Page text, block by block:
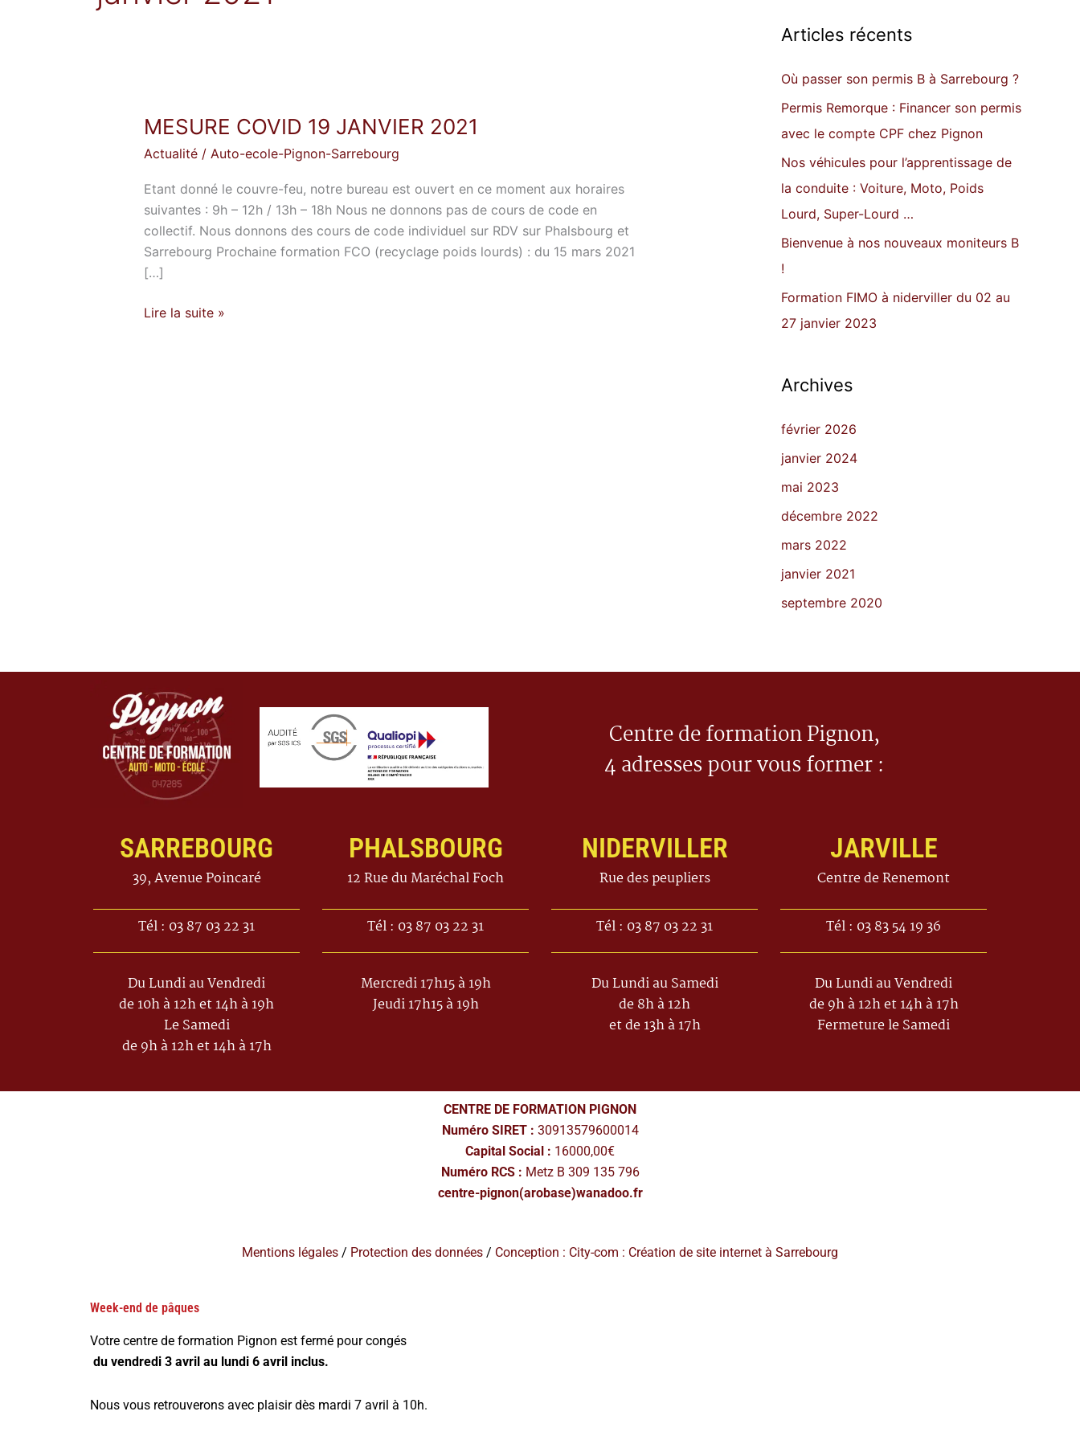
MESURE COVID 19 JANVIER 2021
Actualité/ Auto-ecole-Pignon-Sarrebourg
Etant donné le couvre-feu, notre bureau est ouvert en ce moment aux horaires
suivantes : 9h – 12h / 13h – 18h Nous ne donnons pas de cours de code en
collectif. Nous donnons des cours de code individuel sur RDV sur Phalsbourg et
Sarrebourg Prochaine formation FCO (recyclage poids lourds) : du 15 mars 2021
[…]
MESURE
JANVIER
2021
Lire la suite »
h
e
:
Articles récents
Où passer son permis B à Sarrebourg ?
Permis Remorque : Financer son permis
avec le compte CPF chez Pignon
Nos véhicules pour l’apprentissage de
la conduite : Voiture, Moto, Poids
Lourd, Super-Lourd …
Bienvenue à nos nouveaux moniteurs B
!
Formation FIMO à niderviller du 02 au
27 janvier 2023
Archives
février 2026
janvier 2024
mai 2023
décembre 2022
mars 2022
janvier 2021
septembre 2020
Centre de formation Pignon,
4 adresses pour vous former :
SARREBOURG
39, Avenue Poincaré
Tél : 03 87 03 22 31
Du Lundi au Vendredi
de 10h à 12h et 14h à 19h
Le Samedi
de 9h à 12h et 14h à 17h
PHALSBOURG
12 Rue du Maréchal Foch
Tél : 03 87 03 22 31
Mercredi 17h15 à 19h
Jeudi 17h15 à 19h
NIDERVILLER
Rue des peupliers
Tél : 03 87 03 22 31
Du Lundi au Samedi
de 8h à 12h
et de 13h à 17h
JARVILLE
Centre de Renemont
Tél : 03 83 54 19 36
Du Lundi au Vendredi
de 9h à 12h et 14h à 17h
Fermeture le Samedi
CENTRE DE FORMATION PIGNON
Numéro SIRET : 30913579600014
Capital Social : 16000,00€
Numéro RCS : Metz B 309 135 796
centre-pignon(arobase)wanadoo.fr
Mentions légales / Protection des données / Conception : City-com : Création de site internet à Sarrebourg
Week-end de pâques
Votre centre de formation Pignon est fermé pour congés
du vendredi 3 avril au lundi 6 avril inclus.
Nous vous retrouverons avec plaisir dès mardi 7 avril à 10h.